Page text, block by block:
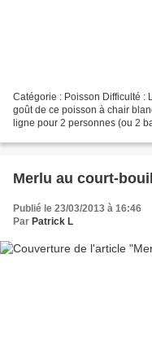
Catégorie : Poisson Difficulté :
goût de ce poisson à chair
ligne pour 2 personnes (ou 2
Merlu au court-
Publié le 23/03/2013 à 16:46
Par Patrick L